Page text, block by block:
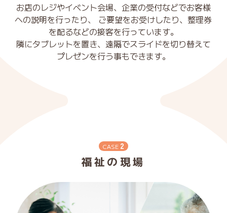
お店のレジやイベント会場、企業の受付などでお客様
への説明を行ったり、
ご要望をお受けしたり、整理券
を配るなどの接客を行っています。
隣にタブレットを置き、遠隔でスライドを切り替えて
プレゼンを行う事もできます。
CASE 2
福祉の現場